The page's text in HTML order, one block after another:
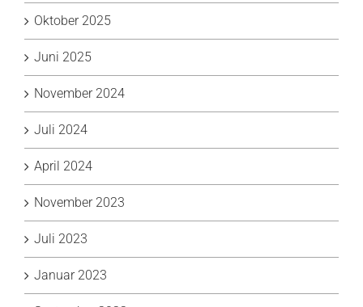
Oktober 2025
Juni 2025
November 2024
Juli 2024
April 2024
November 2023
Juli 2023
Januar 2023